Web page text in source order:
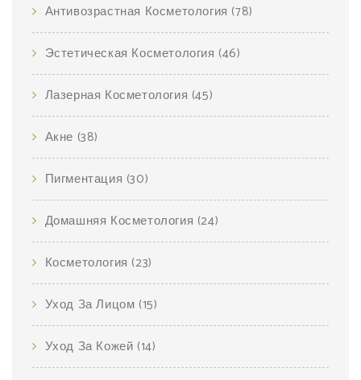
Антивозрастная Косметология (78)
Эстетическая Косметология (46)
Лазерная Косметология (45)
Акне (38)
Пигментация (30)
Домашняя Косметология (24)
Косметология (23)
Уход За Лицом (15)
Уход За Кожей (14)